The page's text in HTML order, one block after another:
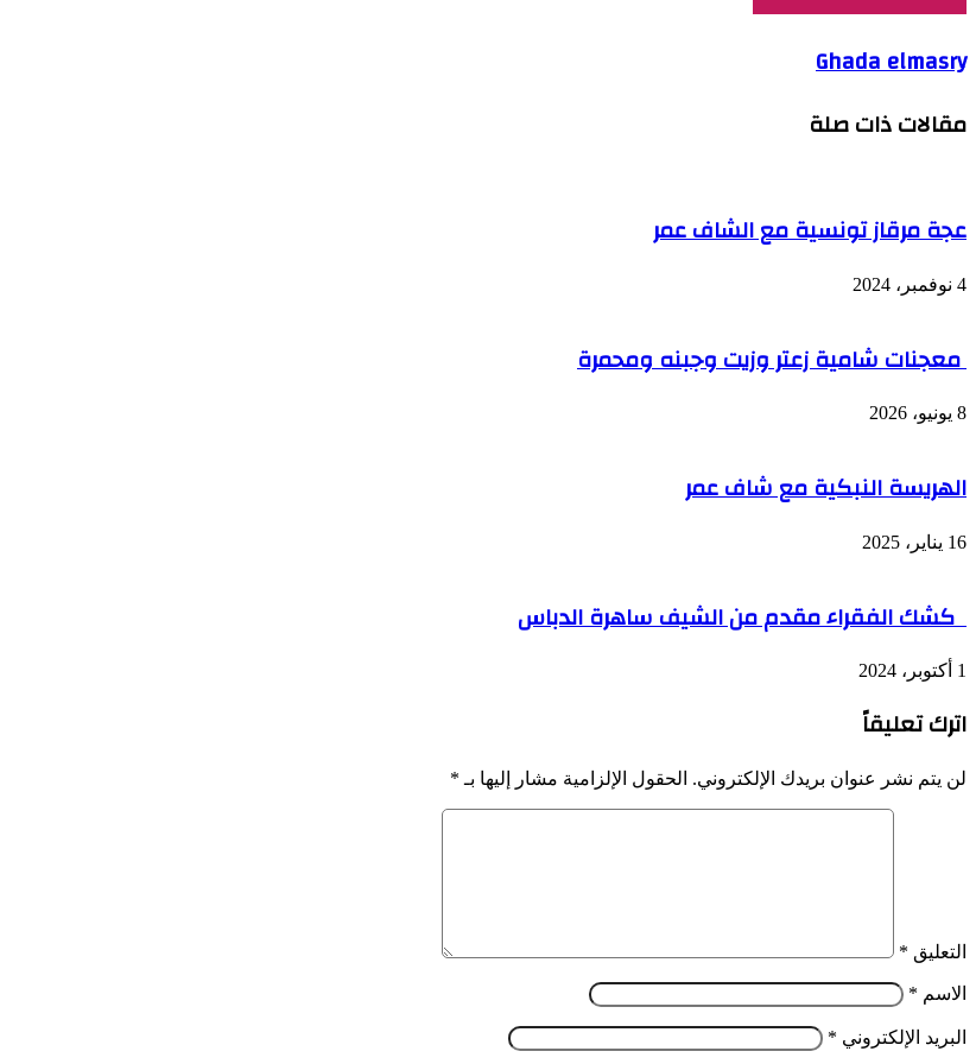
Ghada elmasry
مقالات ذات صلة
عجة مرقاز تونسية مع الشاف عمر
4 نوفمبر، 2024
معجنات شامية زعتر وزيت وجبنه ومحمرة
8 يونيو، 2026
الهريسة النبكية مع شاف عمر
16 يناير، 2025
كشك الفقراء مقدم من الشيف ساهرة الدباس
1 أكتوبر، 2024
اترك تعليقاً
لن يتم نشر عنوان بريدك الإلكتروني. الحقول الإلزامية مشار إليها بـ *
التعليق *
الاسم *
البريد الإلكتروني *